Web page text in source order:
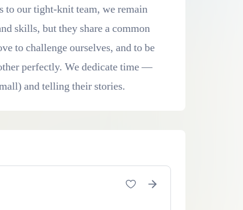
to our tight-knit team, we remain
skills, but they share a common
to challenge ourselves, and to be
perfectly. We dedicate time —
and telling their stories.